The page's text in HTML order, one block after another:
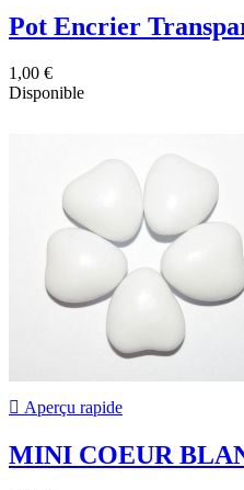
Pot Encrier
1,00 €
Disponible
 Aperçu rapide
MINI COEUR